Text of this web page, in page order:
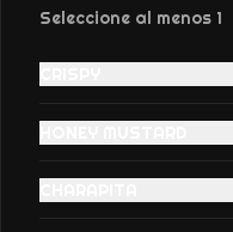
Seleccione al menos 1